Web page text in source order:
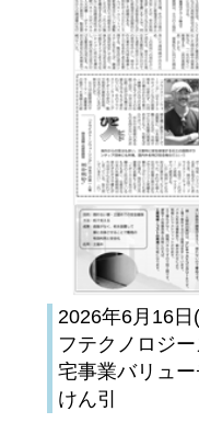
2026年6月16
フテクノロジ
宅事業バリュ
けん引